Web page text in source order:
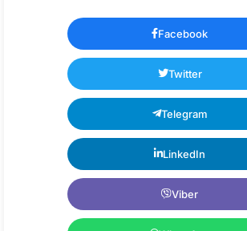
Facebook
Twitter
Telegram
LinkedIn
Viber